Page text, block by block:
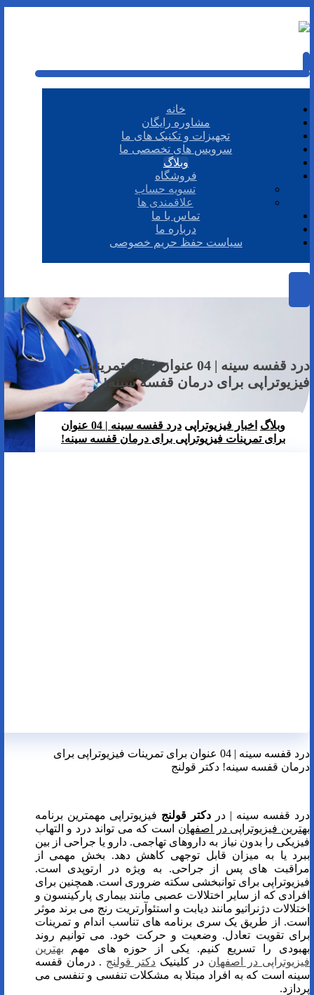
خانه
مشاوره رایگان
تجهیزات و تکنیک های ما
سرویس های تخصصی ما
وبلاگ
فروشگاه
تسویه حساب
علاقمندی ها
تماس با ما
درباره ما
سیاست حفظ حریم خصوصی
درد قفسه سینه | 04 عنوان برای تمرینات
فیزیوتراپی برای درمان قفسه سینه!
وبلاگ اخبار فیزیوتراپی
درد قفسه سینه | 04 عنوان
برای تمرینات فیزیوتراپی برای درمان قفسه سینه!
درد قفسه سینه | 04 عنوان برای تمرینات فیزیوتراپی برای
درمان قفسه سینه! دکتر قولنج
درد قفسه سینه | در دکتر قولنج فیزیوتراپی مهمترین برنامه
بهترین فیزیوتراپی در اصفهان است که می تواند درد و التهاب
فیزیکی را بدون نیاز به داروهای تهاجمی. دارو یا جراحی از بین
ببرد یا به میزان قابل توجهی کاهش دهد. بخش مهمی از
مراقبت های پس از جراحی. به ویژه در ارتوپدی است.
فیزیوتراپی برای توانبخشی سکته ضروری است. همچنین برای
افرادی که از سایر اختلالات عصبی مانند بیماری پارکینسون و
اختلالات دژنراتیو مانند دیابت و استئوآرتریت رنج می برند موثر
است. از طریق یک سری برنامه های تناسب اندام و تمرینات
برای تقویت تعادل. وضعیت و حرکت خود. می توانیم روند
بهبودی را تسریع کنیم. یکی از حوزه های مهم بهترین
فیزیوتراپی در اصفهان در کلینیک دکتر قولنج . درمان قفسه
سینه است که به افراد مبتلا به مشکلات تنفسی و تنفسی می
پردازد.